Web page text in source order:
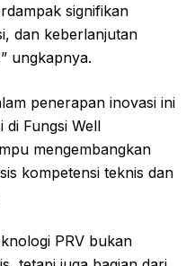
signifikan
dan keberlanjutan
ungkapnya.
penerapan inovasi ini
Fungsi Well
mengembangkan
kompetensi teknis dan
PRV bukan